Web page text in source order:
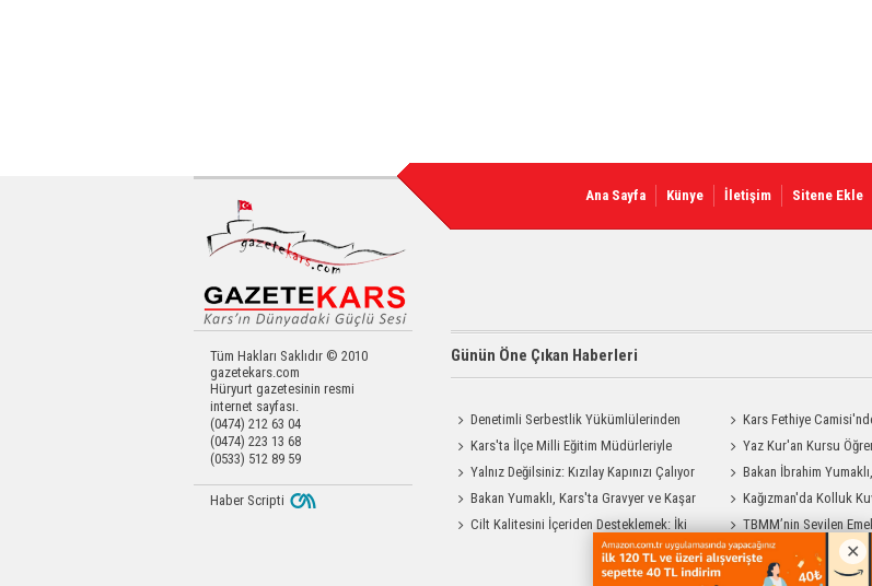
Ana Sayfa Künye İletişim Sitene Ekle
Tüm Hakları Saklıdır © 2010
gazetekars.com
Hüryurt gazetesinin resmi
internet sayfası.
(0474) 212 63 04
(0474) 223 13 68
(0533) 512 89 59
Günün Öne Çıkan Haberleri
Denetimli Serbestlik Yükümlülerinden
Okula Temizlik Desteği
Kars Fethiye
Bayrağı Görenlerin
Kars'ta İlçe Milli Eğitim Müdürleriyle
Değerlendirme Toplantısı
Yaz Kur'an Kursu
Coşkusu Yaşadı
Yalnız Değilsiniz: Kızılay Kapınızı Çalıyor
Bakan İbrahim
ilk uygulamasını başlattı
Bakan Yumaklı, Kars'ta Gravyer ve Kaşar
Üretim Tesisini Ziyaret Etti
Kağızman'da Kolluk
İlk Yardım Eğitimi
Cilt Kalitesini İçeriden Desteklemek: İki
Enjeksiyon Uygulamasının Karşılaştırması
TBMM’nin Sevilen
Durdağı Yıldırım’ın Acı Günü
Haber Scripti